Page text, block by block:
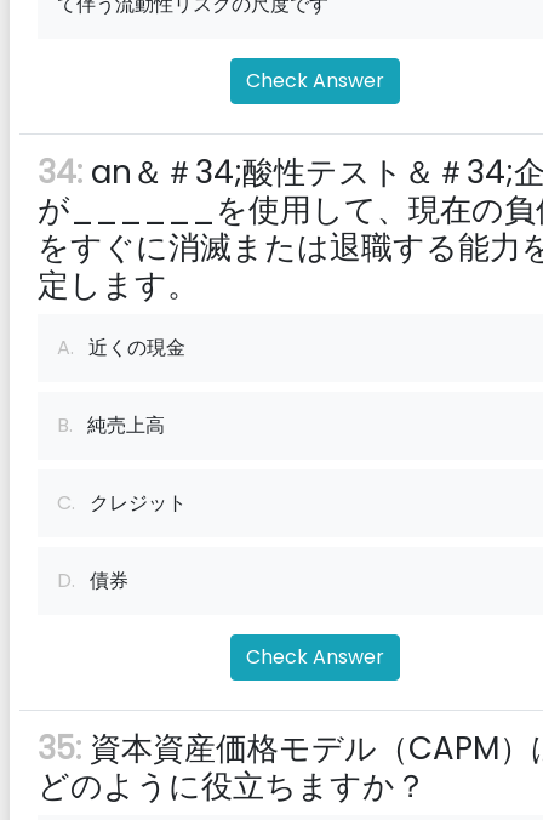
Check Answer
34: an＆＃34;酸性テスト＆＃34;
が______を使用して、現在の負
をすぐに消滅または退職する能力
定します。
A. 近くの現金
B. 純売上高
C. クレジット
D. 債券
Check Answer
35: 資本資産価格モデル（CAPM）
どのように役立ちますか？